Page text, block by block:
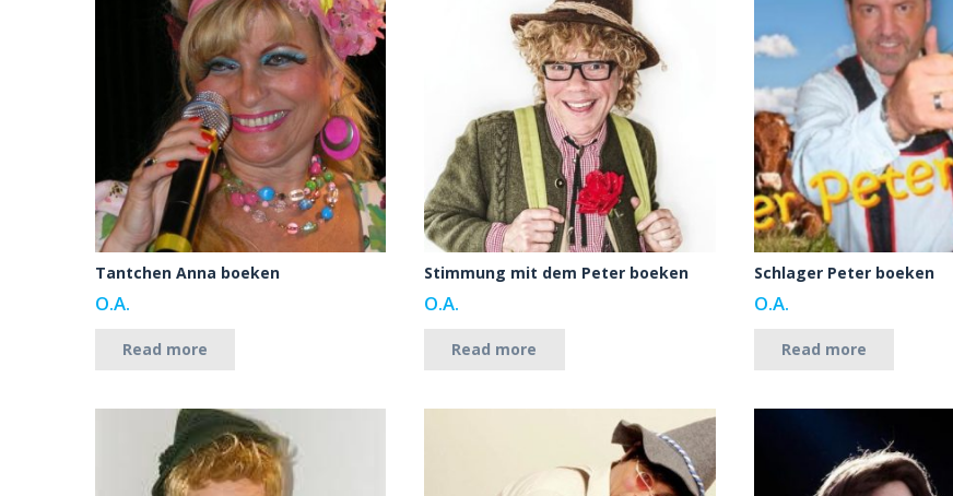
Tantchen Anna boeken
O.A.
Read more
Stimmung mit dem Peter boeken
O.A.
Read more
Schlager Peter boeken
O.A.
Read more